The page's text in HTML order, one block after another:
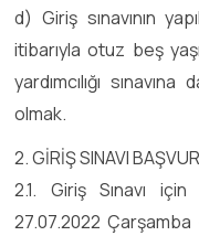
d) Giriş sınavının
itibarıyla otuz beş
yardımcılığı
olmak.
2. GİRİŞ SINAVI
2.1. Giriş Sınavı
27.07.2022